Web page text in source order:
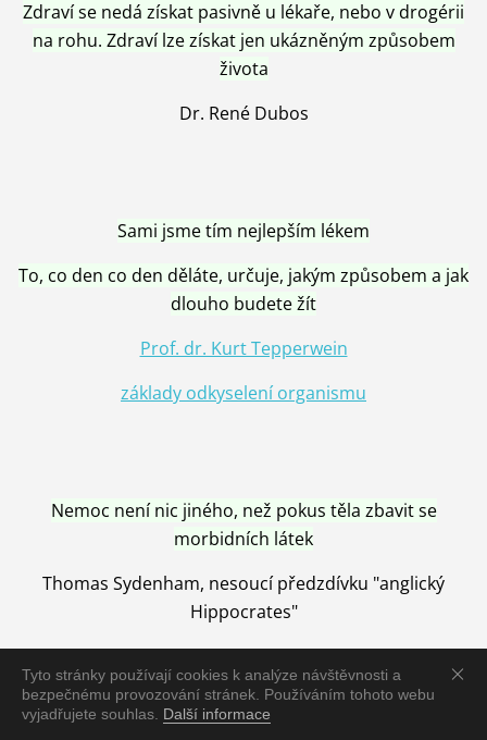
Tyto stránky používají cookies k analýze návštěvnosti a
bezpečnému provozování stránek. Používáním tohoto webu
vyjadřujete souhlas. Další informace
Zdraví se nedá získat pasivně u lékaře, nebo v drogérii
na rohu. Zdraví lze získat jen ukázněným způsobem
života
Dr. René Dubos
Sami jsme tím nejlepším lékem
To, co den co den děláte, určuje, jakým způsobem a jak
dlouho budete žít
Prof. dr. Kurt Tepperwein
základy odkyselení organismu
Nemoc není nic jiného, než pokus těla zbavit se
morbidních látek
Thomas Sydenham, nesoucí předzdívku "anglický
Hippocrates"
Nemoc je vyléčena jen pomocí Přírody, neutralizací a